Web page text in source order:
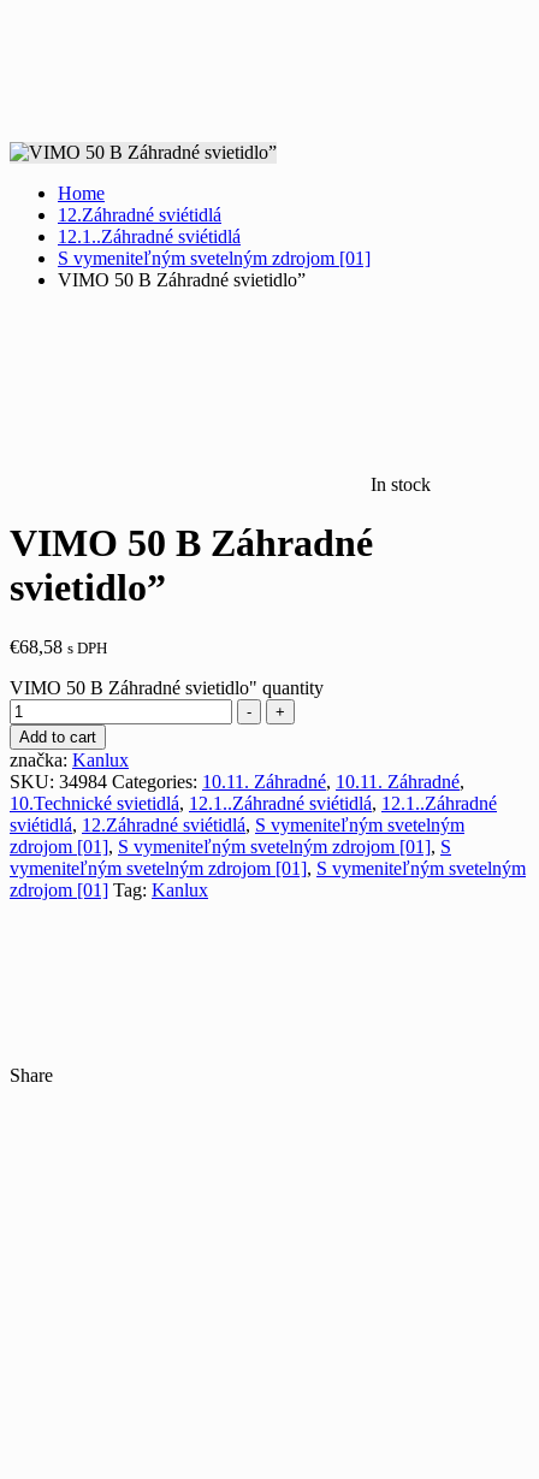
Home
12.Záhradné sviétidlá
12.1..Záhradné sviétidlá
S vymeniteľným svetelným zdrojom [01]
VIMO 50 B Záhradné svietidlo”
In stock
VIMO 50 B Záhradné
svietidlo”
€68,58 s DPH
VIMO 50 B Záhradné svietidlo" quantity
-
+
Add to cart
značka: Kanlux
SKU: 34984 Categories: 10.11. Záhradné, 10.11. Záhradné,
10.Technické svietidlá, 12.1..Záhradné sviétidlá, 12.1..Záhradné
sviétidlá, 12.Záhradné sviétidlá, S vymeniteľným svetelným
zdrojom [01], S vymeniteľným svetelným zdrojom [01], S
vymeniteľným svetelným zdrojom [01], S vymeniteľným svetelným
zdrojom [01] Tag: Kanlux
Share